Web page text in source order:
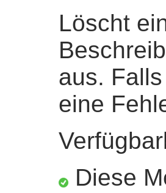
Löscht
aus.
eine
Diese